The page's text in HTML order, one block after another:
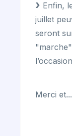
Enfin,
juillet
seront
Merci